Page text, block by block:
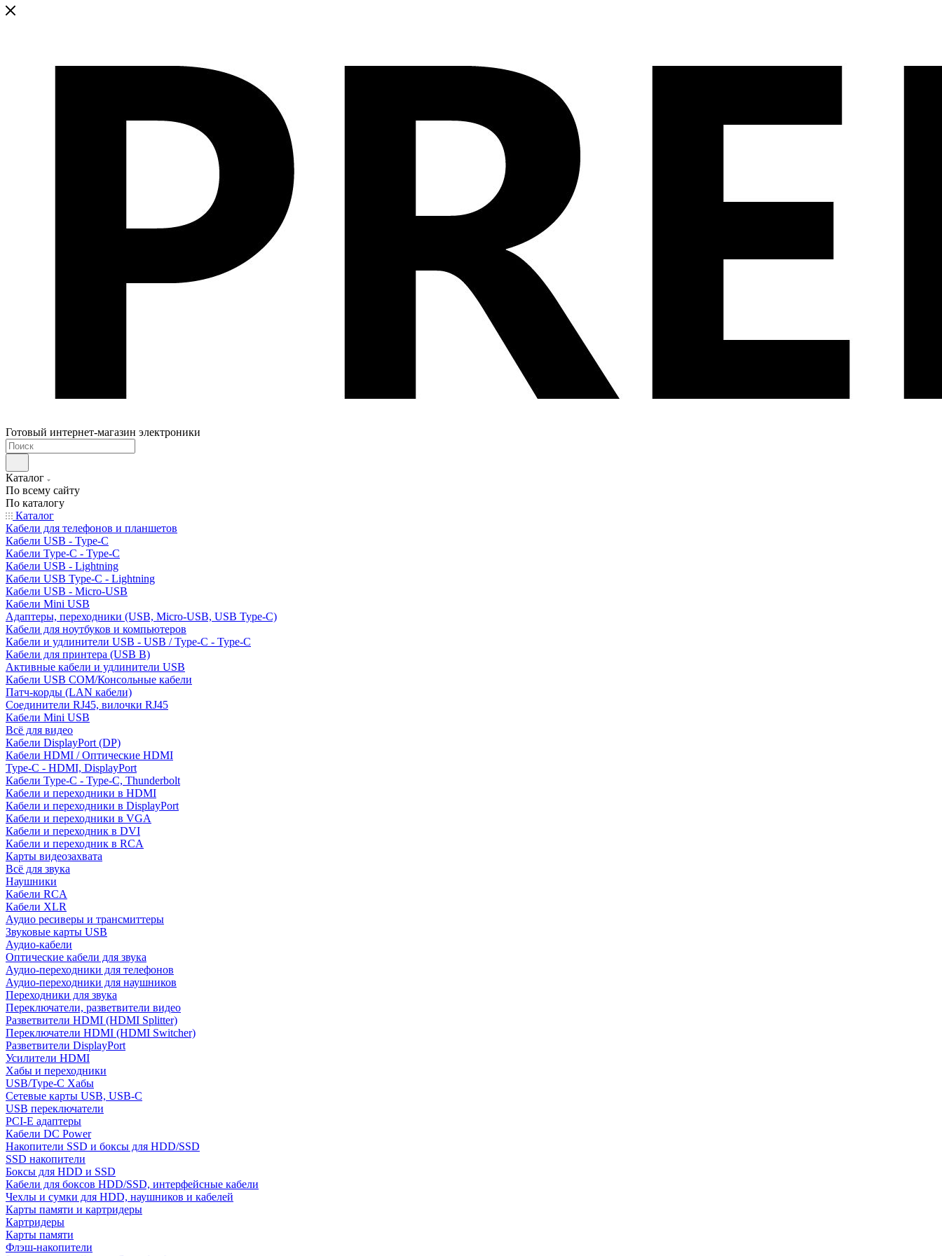
Готовый интернет-магазин электроники
Каталог
По всему сайту
По каталогу
Каталог
Кабели для телефонов и планшетов
Кабели USB - Type-C
Кабели Type-C - Type-C
Кабели USB - Lightning
Кабели USB Type-C - Lightning
Кабели USB - Micro-USB
Кабели Mini USB
Адаптеры, переходники (USB, Micro-USB, USB Type-C)
Кабели для ноутбуков и компьютеров
Кабели и удлинители USB - USB / Type-C - Type-C
Кабели для принтера (USB B)
Активные кабели и удлинители USB
Кабели USB COM/Консольные кабели
Патч-корды (LAN кабели)
Соединители RJ45, вилочки RJ45
Кабели Mini USB
Всё для видео
Кабели DisplayPort (DP)
Кабели HDMI / Оптические HDMI
Type-C - HDMI, DisplayPort
Кабели Type-C - Type-C, Thunderbolt
Кабели и переходники в HDMI
Кабели и переходники в DisplayPort
Кабели и переходники в VGA
Кабели и переходник в DVI
Кабели и переходник в RCA
Карты видеозахвата
Всё для звука
Наушники
Кабели RCA
Кабели XLR
Аудио ресиверы и трансмиттеры
Звуковые карты USB
Аудио-кабели
Оптические кабели для звука
Аудио-переходники для телефонов
Аудио-переходники для наушников
Переходники для звука
Переключатели, разветвители видео
Разветвители HDMI (HDMI Splitter)
Переключатели HDMI (HDMI Switcher)
Разветвители DisplayPort
Усилители HDMI
Хабы и переходники
USB/Type-C Хабы
Сетевые карты USB, USB-C
USB переключатели
PCI-E адаптеры
Кабели DC Power
Накопители SSD и боксы для HDD/SSD
SSD накопители
Боксы для HDD и SSD
Кабели для боксов HDD/SSD, интерфейсные кабели
Чехлы и сумки для HDD, наушников и кабелей
Карты памяти и картридеры
Картридеры
Карты памяти
Флэш-накопители